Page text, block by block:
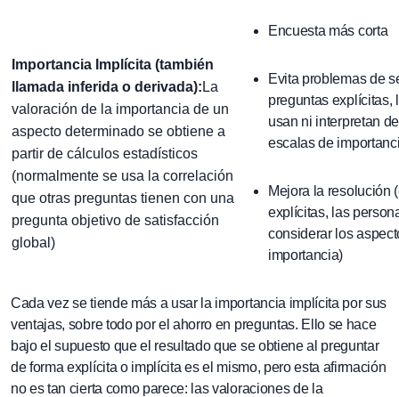
Importancia Implícita (también
llamada inferida o derivada): La
valoración de la importancia de un
aspecto determinado se obtiene a
partir de cálculos estadísticos
(normalmente se usa la correlación
que otras preguntas tienen con una
pregunta objetivo de satisfacción
global)
Encuesta más corta
Evita problemas de
preguntas explícitas,
usan ni interpretan
escalas de
Mejora la resolución
explícitas, las
considerar los
importancia)
Cada vez se tiende más a usar la importancia implícita por sus
ventajas, sobre todo por el ahorro en preguntas. Ello se hace
bajo el supuesto que el resultado que se obtiene al preguntar
de forma explícita o implícita es el mismo, pero esta afirmación
no es tan cierta como parece: las valoraciones de la